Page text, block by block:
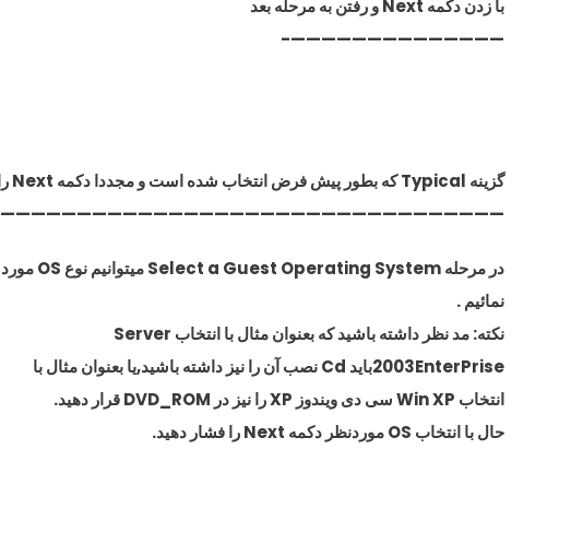
با زدن دکمه Next و رفتن به مرحله بعد
——————————————-
گزینه Typical که بطور پیش فرض انتخاب شده است و مجددا دکمه Next را فشار میدهیم
—————————————————————————————————
نمائیم .
نکته: مد نظر داشته باشید که بعنوان مثال با انتخاب Server
2003EnterPriseباید Cd نصب آن را نیز داشته باشید,یا بعنوان مثال با
انتخاب Win XP سی دی ویندوز XP را نیز در DVD_ROM قرار دهید.
حال با انتخاب OS موردنظر دکمه Next را فشار دهید.